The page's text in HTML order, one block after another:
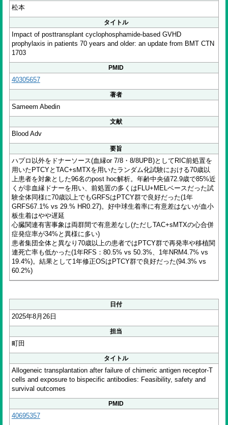
松本
タイトル
Impact of posttransplant cyclophosphamide-based GVHD
prophylaxis in patients 70 years and older: an update from BMT CTN
1703
PMID
40305657
著者
Sameem Abedin
文献
Blood Adv
要旨
ハプロ以外をドナーソース(血縁or 7/8・8/8UPB)としてRIC前処置を
用いたPTCYとTAC+sMTXを用いたランダム化試験における70歳以
上患者を対象とした96名のpost hoc解析。年齢中央値72.9歳で85%近
くが非血縁ドナーを用い、前処置の多くはFLU+MELベースだった試
験全体同様に70歳以上でもGRFSはPTCY群で良好だった(1年
GRFS67.1% vs 29.% HR0.27)。好中球生着率に有意差はないが血小
板生着はやや遅延
心臓関連有害事象は両群間で有意差なし(ただしTAC+sMTXの心合併
症発症率が34%と異様に多い)
患者集団全体と異なり70歳以上の患者ではPTCY群で再発率や移植関
連死亡率も低かった(1年RFS：80.5% vs 50.3%、1年NRM4.7% vs
19.4%)。結果として1年修正OSはPTCY群で良好だった(94.3% vs
60.2%)
日付
2025年8月26日
担当
町田
タイトル
Allogeneic transplantation after failure of chimeric antigen receptor-T
cells and exposure to bispecific antibodies: Feasibility, safety and
survival outcomes
PMID
40695357